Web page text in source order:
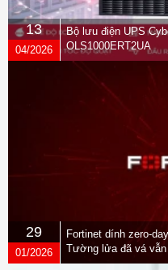
13
04/2026
Bộ lưu điện UPS
OLS1000ERT2UA
29
01/2026
Fortinet dính zero-
Tường lửa đã vá vẫn
quyền